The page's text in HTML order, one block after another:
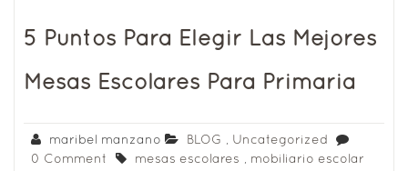
5 Puntos Para Elegir Las Mejores
Mesas Escolares Para Primaria
maribel manzano BLOG , Uncategorized
0 Comment
mesas escolares , mobiliario escolar